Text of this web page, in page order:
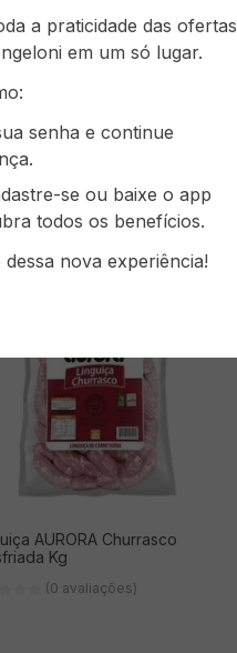
kg )
,50
AURORA Churrasco
Kg
(0 avaliações)
a praticidade das ofertas
em um só lugar.
senha e continue
se ou baixe o app
todos os benefícios.
nova experiência!